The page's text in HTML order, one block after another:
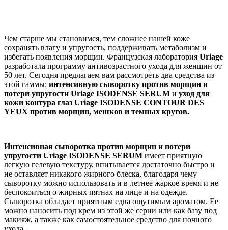
Чем старше мы становимся, тем сложнее нашей коже
сохранять влагу и упругость, поддерживать метаболизм и
избегать появления морщин. Французская лаборатория Uriage
разработала программу антивозрастного ухода для женщин от
50 лет. Сегодня предлагаем вам рассмотреть два средства из
этой гаммы: интенсивную сыворотку против морщин и
потери упругости Uriage ISODENSE SERUM и уход для
кожи контура глаз Uriage ISODENSE CONTOUR DES
YEUX против морщин, мешков и темных кругов.
Интенсивная сыворотка против морщин и потери
упругости Uriage ISODENSE SERUM имеет приятную
легкую гелевую текстуру, впитывается достаточно быстро и
не оставляет никакого жирного блеска, благодаря чему
сыворотку можно использовать и в летнее жаркое время и не
беспокоиться о жирных пятнах на лице и на одежде.
Сыворотка обладает приятным едва ощутимым ароматом. Ее
можно наносить под крем из этой же серии или как базу под
макияж, а также как самостоятельное средство для ночного